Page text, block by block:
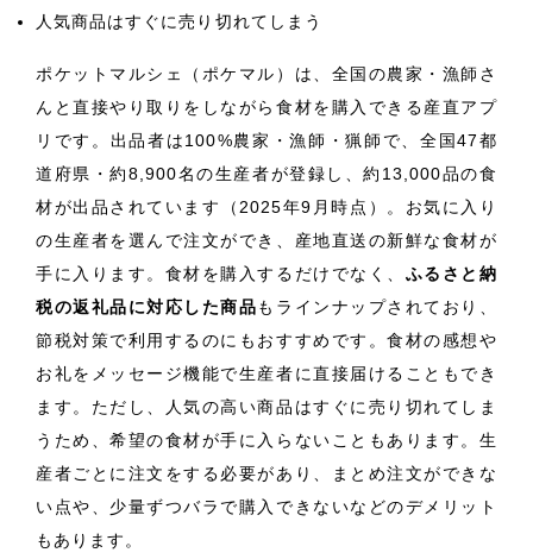
人気商品はすぐに売り切れてしまう
ポケットマルシェ（ポケマル）は、全国の農家・漁師さ
んと直接やり取りをしながら食材を購入できる産直アプ
リです。出品者は100%農家・漁師・猟師で、全国47都
道府県・約8,900名の生産者が登録し、約13,000品の食
材が出品されています（2025年9月時点）。お気に入り
の生産者を選んで注文ができ、産地直送の新鮮な食材が
手に入ります。食材を購入するだけでなく、 ふるさと納
税の返礼品に対応した商品もラインナップされており、
節税対策で利用するのにもおすすめです。食材の感想や
お礼をメッセージ機能で生産者に直接届けることもでき
ます。ただし、人気の高い商品はすぐに売り切れてしま
うため、希望の食材が手に入らないこともあります。生
産者ごとに注文をする必要があり、まとめ注文ができな
い点や、少量ずつバラで購入できないなどのデメリット
もあります。